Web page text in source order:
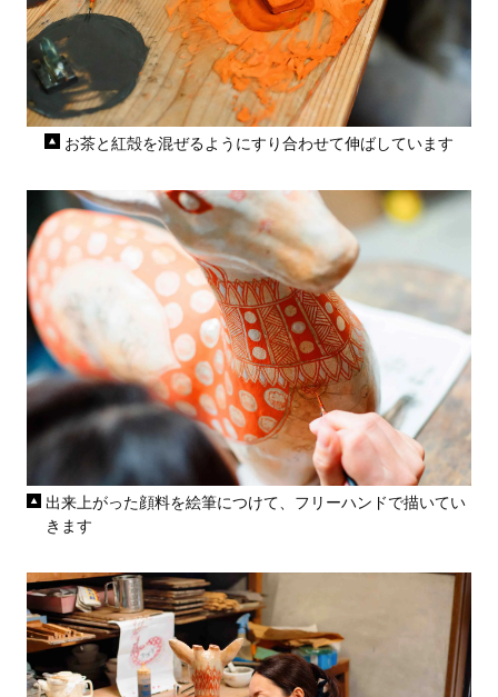
お茶と紅殻を混ぜるようにすり合わせて伸ばしています
出来上がった顔料を絵筆につけて、フリーハンドで描いてい
きます